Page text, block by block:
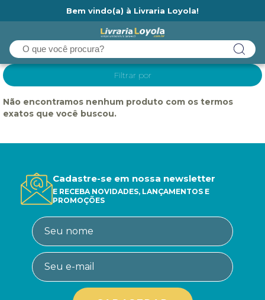
Bem vindo(a) à Livraria Loyola!
Filtrar por
Não encontramos nenhum produto com os termos
exatos que você buscou.
Cadastre-se em nossa newsletter
E RECEBA NOVIDADES, LANÇAMENTOS E
PROMOÇÕES